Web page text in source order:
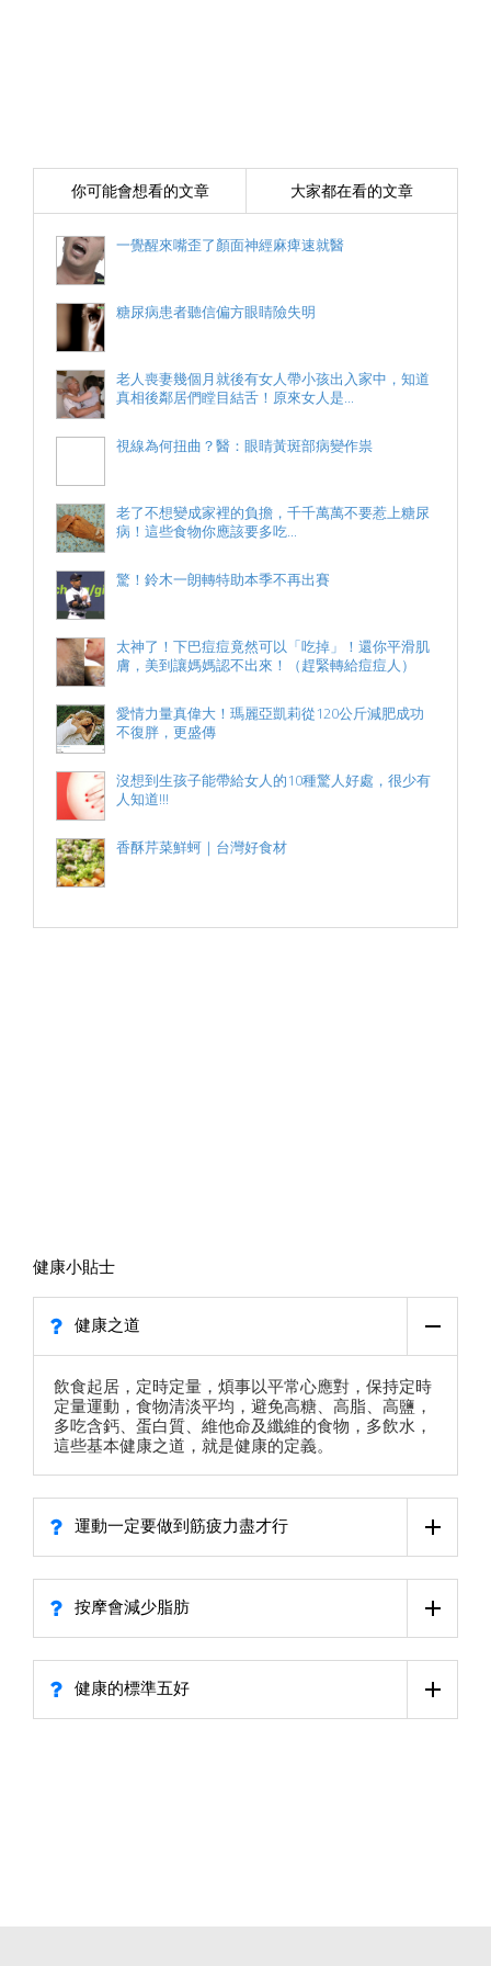
你可能會想看的文章 大家都在看的文章
一覺醒來嘴歪了顏面神經麻痺速就醫
糖尿病患者聽信偏方眼睛險失明
老人喪妻幾個月就後有女人帶小孩出入家中，知道
真相後鄰居們瞠目結舌！原來女人是...
視線為何扭曲？醫：眼睛黃斑部病變作祟
老了不想變成家裡的負擔，千千萬萬不要惹上糖尿
病！這些食物你應該要多吃...
驚！鈴木一朗轉特助本季不再出賽
太神了！下巴痘痘竟然可以「吃掉」！還你平滑肌
膚，美到讓媽媽認不出來！（趕緊轉給痘痘人）
愛情力量真偉大！瑪麗亞凱莉從120公斤減肥成功
不復胖，更盛傳
沒想到生孩子能帶給女人的10種驚人好處，很少有
人知道!!!
香酥芹菜鮮蚵｜台灣好食材
健康小貼士
健康之道
飲食起居，定時定量，煩事以平常心應對，保持定時
定量運動，食物清淡平均，避免高糖、高脂、高鹽，
多吃含鈣、蛋白質、維他命及纖維的食物，多飲水，
這些基本健康之道，就是健康的定義。
運動一定要做到筋疲力盡才行
按摩會減少脂肪
健康的標準五好